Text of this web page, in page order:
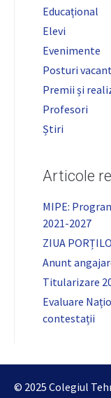
Educațional
Elevi
Evenimente
Posturi
Premii și
Profesori
Știri
Articole
MIPE:
2021-2027
ZIUA
Anunt
Titularizare
Evaluare
contestații
© 2025 Colegiul